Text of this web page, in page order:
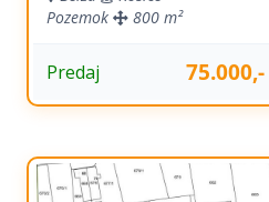
Pozemok
800 m²
Predaj